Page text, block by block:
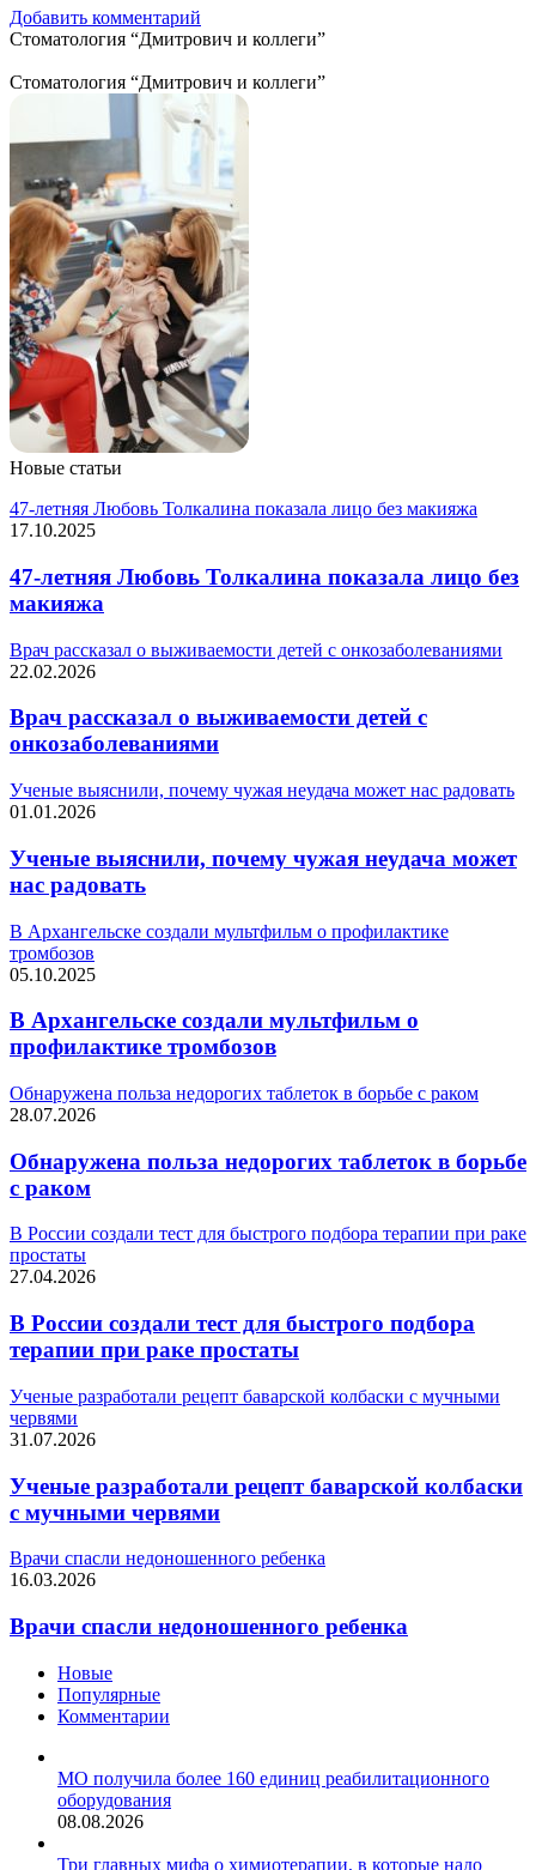
Добавить комментарий
Стоматология “Дмитрович и коллеги”
Стоматология “Дмитрович и коллеги”
Новые статьи
47-летняя Любовь Толкалина показала лицо без макияжа
17.10.2025
47-летняя Любовь Толкалина показала лицо без
макияжа
Врач рассказал о выживаемости детей с онкозаболеваниями
22.02.2026
Врач рассказал о выживаемости детей с
онкозаболеваниями
Ученые выяснили, почему чужая неудача может нас радовать
01.01.2026
Ученые выяснили, почему чужая неудача может
нас радовать
В Архангельске создали мультфильм о профилактике
тромбозов
05.10.2025
В Архангельске создали мультфильм о
профилактике тромбозов
Обнаружена польза недорогих таблеток в борьбе с раком
28.07.2026
Обнаружена польза недорогих таблеток в борьбе
с раком
В России создали тест для быстрого подбора терапии при раке
простаты
27.04.2026
В России создали тест для быстрого подбора
терапии при раке простаты
Ученые разработали рецепт баварской колбаски с мучными
червями
31.07.2026
Ученые разработали рецепт баварской колбаски
с мучными червями
Врачи спасли недоношенного ребенка
16.03.2026
Врачи спасли недоношенного ребенка
Новые
Популярные
Комментарии
МО получила более 160 единиц реабилитационного
оборудования
08.08.2026
Три главных мифа о химиотерапии, в которые надо